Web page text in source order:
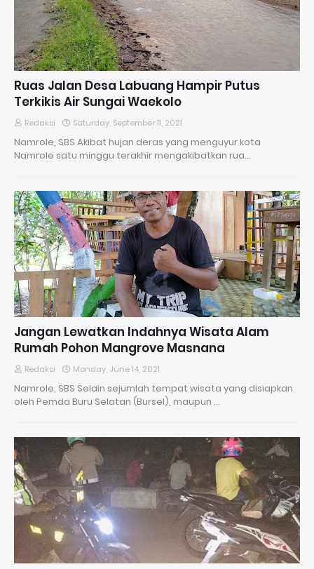
Ruas Jalan Desa Labuang Hampir Putus
Terkikis Air Sungai Waekolo
Redaksi Saturday, September 11, 2021
Namrole, SBS Akibat hujan deras yang menguyur kota
Namrole satu minggu terakhir mengakibatkan rua…
Jangan Lewatkan Indahnya Wisata Alam
Rumah Pohon Mangrove Masnana
Redaksi Monday, June 14, 2021
Namrole, SBS Selain sejumlah tempat wisata yang disiapkan
oleh Pemda Buru Selatan (Bursel), maupun …